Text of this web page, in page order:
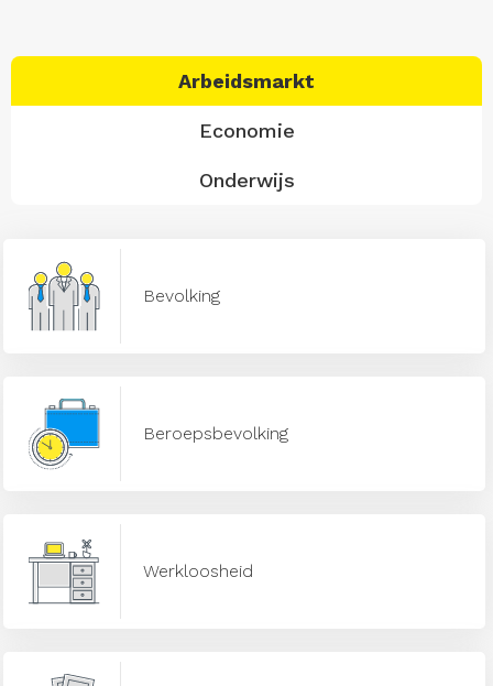
Arbeidsmarkt
Economie
Onderwijs
Bevolking
Beroepsbevolking
Werkloosheid